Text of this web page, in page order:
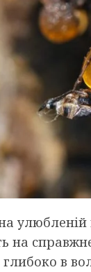
улюбленій
на
в